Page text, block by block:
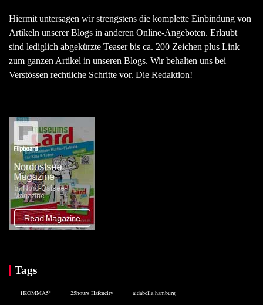
Hiermit untersagen wir strengstens die komplette Einbindung von
Artikeln unserer Blogs in anderen Online-Angeboten. Erlaubt
sind lediglich abgekürzte Teaser bis ca. 200 Zeichen plus Link
zum ganzen Artikel in unseren Blogs. Wir behalten uns bei
Verstössen rechtliche Schritte vor. Die Redaktion!
Tags
1KOMMA5° 25hours Hafencity aidabella hamburg